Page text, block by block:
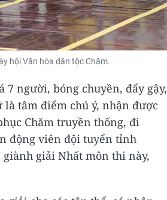
hội Văn hóa dân tộc Chăm.
7 người, bóng chuyền, đẩy gậy,
tâm điểm chú ý, nhận được
Chăm truyền thống, đi
động viên đội tuyển tỉnh
giành giải Nhất môn thi này,